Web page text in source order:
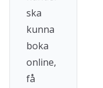
ska
kunna
boka
online,
få